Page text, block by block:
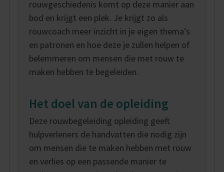
rouwgeschiedenis komt op deze manier aan
bod en krijgt een plek. Je krijgt zo als
rouwcoach meer inzicht in je eigen thema’s
en patronen en hoe deze je zullen helpen of
belemmeren om mensen die met rouw te
maken hebben te begeleiden.
Het doel van de opleiding
Deze rouwbegeleiding opleiding geeft
hulpverleners de handvatten die nodig zijn
om mensen die te maken hebben met rouw
en verlies op een passende manier te